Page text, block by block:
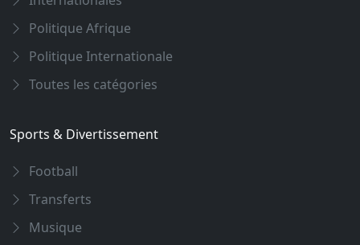
Politique Afrique
Politique Internationale
Toutes les catégories
Sports & Divertissement
Football
Transferts
Musique